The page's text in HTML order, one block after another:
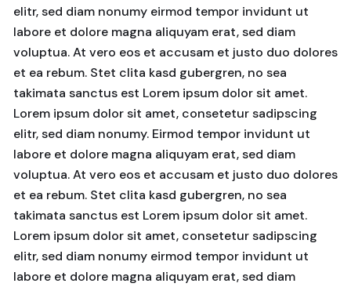
elitr, sed diam nonumy eirmod tempor invidunt ut
labore et dolore magna aliquyam erat, sed diam
voluptua. At vero eos et accusam et justo duo dolores
et ea rebum. Stet clita kasd gubergren, no sea
takimata sanctus est Lorem ipsum dolor sit amet.
Lorem ipsum dolor sit amet, consetetur sadipscing
elitr, sed diam nonumy. Eirmod tempor invidunt ut
labore et dolore magna aliquyam erat, sed diam
voluptua. At vero eos et accusam et justo duo dolores
et ea rebum. Stet clita kasd gubergren, no sea
takimata sanctus est Lorem ipsum dolor sit amet.
Lorem ipsum dolor sit amet, consetetur sadipscing
elitr, sed diam nonumy eirmod tempor invidunt ut
labore et dolore magna aliquyam erat, sed diam